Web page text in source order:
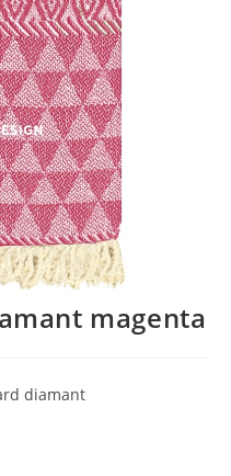
magenta
diamant